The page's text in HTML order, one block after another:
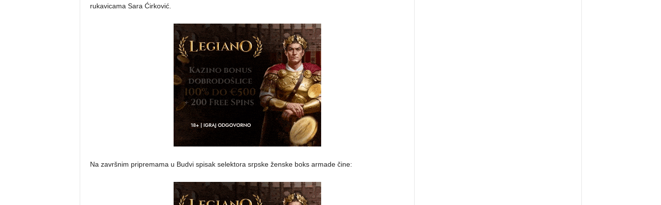
rukavicama Sara Ćirković.
Na završnim pripremama u Budvi spisak selektora srpske ženske boks armade čine: